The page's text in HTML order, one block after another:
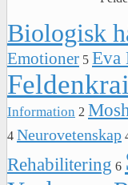
Biologisk
Emotioner 5 Eva
Information 2
4 Neurovetenskap
Rehabilitering 6